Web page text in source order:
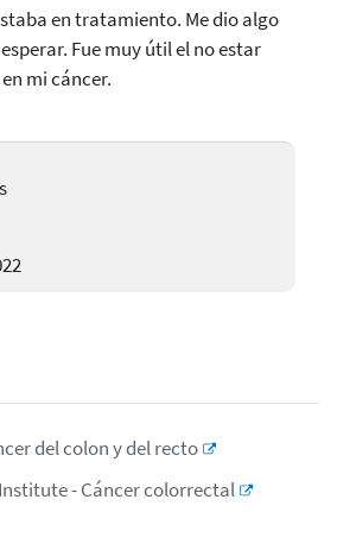
en tratamiento. Me dio algo
Fue muy útil el no estar
mi cáncer.
del colon y del recto
- Cáncer colorrectal